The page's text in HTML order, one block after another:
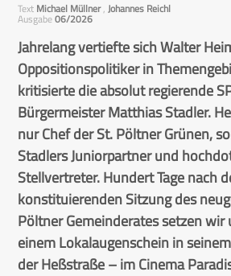
Text Michael Müllner, Johannes Reichl
Ausgabe06/2026
Jahrelang vertiefte sich Walter
Oppositionspolitiker in
kritisierte die absolut regierende
Bürgermeister Matthias Stadler.
nur Chef der St. Pöltner Grünen,
Stadlers Juniorpartner und
Stellvertreter. Hundert Tage nach
konstituierenden Sitzung des
Pöltner Gemeinderates setzen wir
einem Lokalaugenschein in
der Heßstraße – im Cinema